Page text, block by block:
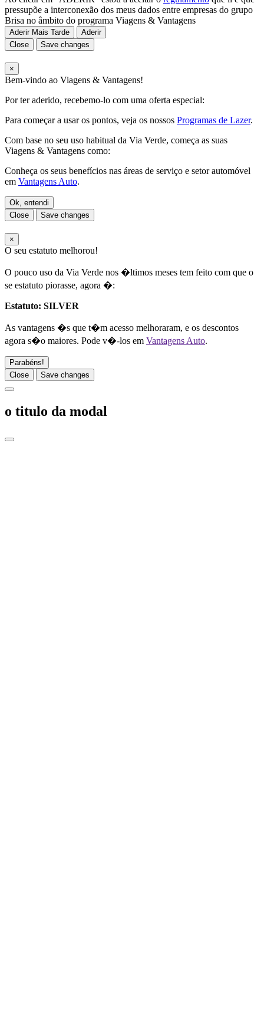
pressupõe a interconexão dos meus dados entre empresas do grupo
Brisa no âmbito do programa Viagens & Vantagens
Aderir Mais Tarde
Aderir
Close
Save changes
×
Bem-vindo ao Viagens & Vantagens!
Por ter aderido, recebemo-lo com uma oferta especial:
Para começar a usar os pontos, veja os nossos Programas de Lazer.
Com base no seu uso habitual da Via Verde, começa as suas
Viagens & Vantagens como:
Conheça os seus benefícios nas áreas de serviço e setor automóvel
em Vantagens Auto.
Ok, entendi
Close
Save changes
×
O seu estatuto melhorou!
O pouco uso da Via Verde nos �ltimos meses tem feito com que o
se estatuto piorasse, agora �:
Estatuto: SILVER
As vantagens �s que t�m acesso melhoraram, e os descontos
agora s�o maiores. Pode v�-los em Vantagens Auto.
Parabéns!
Close
Save changes
o titulo da modal